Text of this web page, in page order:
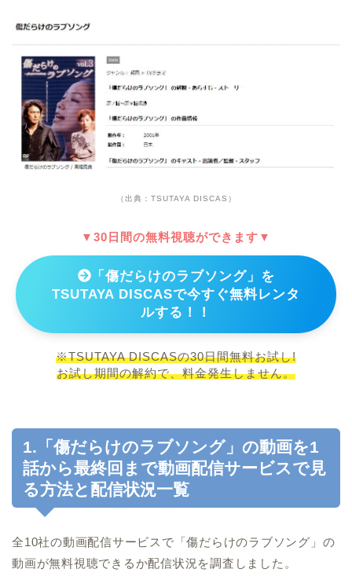
（出典：TSUTAYA DISCAS）
▼30日間の無料視聴ができます▼
「傷だらけのラブソング」を
TSUTAYA DISCASで今すぐ無料レンタ
ルする！！
※TSUTAYA DISCASの30日間無料お試し!
お試し期間の解約で、料金発生しません。
1.「傷だらけのラブソング」の動画を1
話から最終回まで動画配信サービスで見
る方法と配信状況一覧
全10社の動画配信サービスで「傷だらけのラブソング」の
動画が無料視聴できるか配信状況を調査しました。